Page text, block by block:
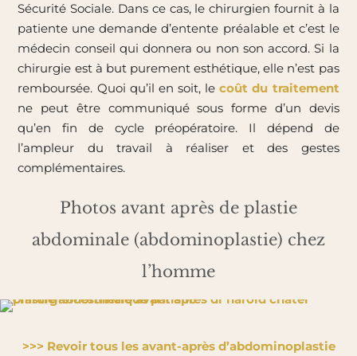
Sécurité Sociale. Dans ce cas, le chirurgien fournit à la
patiente une demande d’entente préalable et c’est le
médecin conseil qui donnera ou non son accord. Si la
chirurgie est à but purement esthétique, elle n’est pas
remboursée. Quoi qu’il en soit, lecoût du traitement
ne peut être communiqué sous forme d’un devis
qu’en fin de cycle préopératoire. Il dépend de
l’ampleur du travail à réaliser et des gestes
complémentaires.
Photos avant après de plastie
abdominale (abdominoplastie) chez
l’homme
>>> Revoir tous les avant-après d’abdominoplastie